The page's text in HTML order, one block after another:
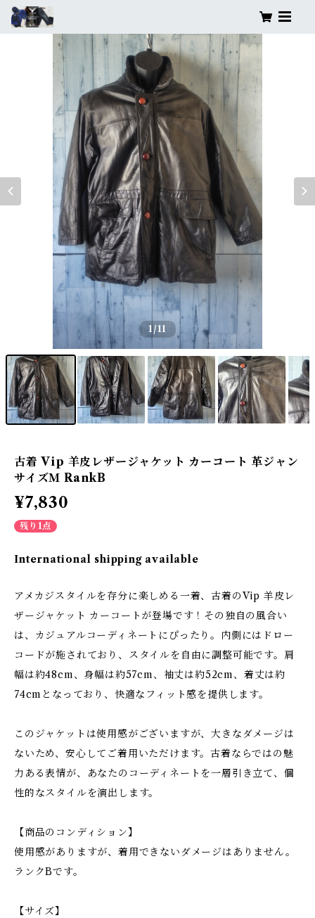
1/11
古着 Vip 羊皮レザージャケット カーコート 革ジャン
サイズＭ RankB
¥7,830
残り1点
International shipping available
アメカジスタイルを存分に楽しめる一着、古着のVip 羊皮レ
ザージャケット カーコートが登場です！その独自の風合い
は、カジュアルコーディネートにぴったり。内側にはドロー
コードが施されており、スタイルを自由に調整可能です。肩
幅は約48cm、身幅は約57cm、袖丈は約52cm、着丈は約
74cmとなっており、快適なフィット感を提供します。
このジャケットは使用感がございますが、大きなダメージは
ないため、安心してご着用いただけます。古着ならではの魅
力ある表情が、あなたのコーディネートを一層引き立て、個
性的なスタイルを演出します。
【商品のコンディション】
使用感がありますが、着用できないダメージはありません。
ランクBです。
【サイズ】